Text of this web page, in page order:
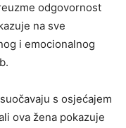
odgovornost
na sve
i emocionalnog
s osjećajem
ova žena pokazuje